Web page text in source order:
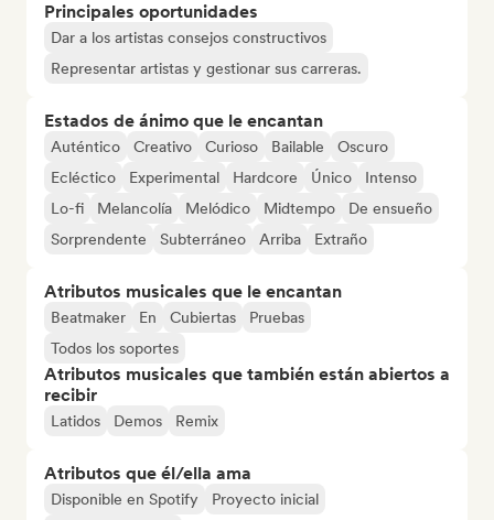
Principales oportunidades
Dar a los artistas consejos constructivos
Representar artistas y gestionar sus carreras.
Estados de ánimo que le encantan
Auténtico Creativo Curioso Bailable
Oscuro
Ecléctico
Experimental Hardcore Único
Intenso
Lo-fi
Melancolía Melódico Midtempo
De ensueño
Sorprendente
Subterráneo Arriba Extraño
Atributos musicales que le encantan
Beatmaker En Cubiertas
Pruebas
Todos los soportes
Atributos musicales que también están abiertos a
recibir
Latidos Demos Remix
Atributos que él/ella ama
Disponible en Spotify
Proyecto inicial